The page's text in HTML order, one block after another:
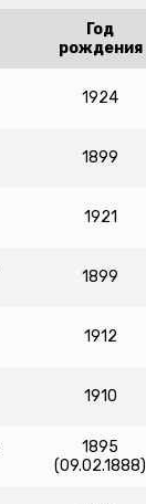
Год
рождения
1924
1899
1921
1899
1912
1910
1895
(09.02.1888)